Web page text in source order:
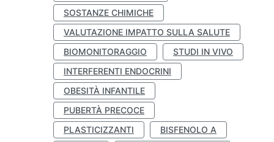
SOSTANZE CHIMICHE
VALUTAZIONE IMPATTO SULLA SALUTE
BIOMONITORAGGIO
STUDI IN VIVO
INTERFERENTI ENDOCRINI
OBESITÀ INFANTILE
PUBERTÀ PRECOCE
PLASTICIZZANTI
BISFENOLO A